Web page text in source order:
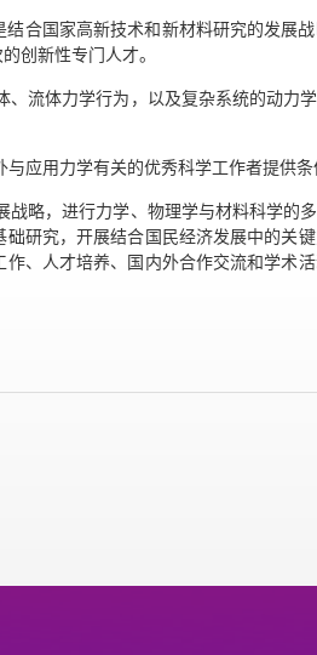
合国家高新技术和新材料研究的发展
创新性专门人才。
流体力学行为，以及复杂系统的动
应用力学有关的优秀科学工作者提供
略，进行力学、物理学与材料科学
研究，开展结合国民经济发展中的关
、人才培养、国内外合作交流和学